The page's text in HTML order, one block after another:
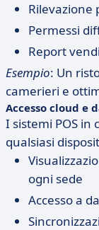
Rilevazione
Permessi
Report
Esempio: Un
camerieri e
Accesso cloud e
I sistemi POS
qualsiasi
ogni sede
Accesso a